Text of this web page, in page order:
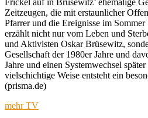
Frickel auf in Brüsewitz’ ehemalige
Zeitzeugen, die mit erstaunlicher
Pfarrer und die Ereignisse im
erzählt nicht nur vom Leben und
und Aktivisten Oskar Brüsewitz,
Gesellschaft der 1980er Jahre und
Jahre und einen Systemwechsel
vielschichtige Weise entsteht ein
(prisma.de)
mehr TV